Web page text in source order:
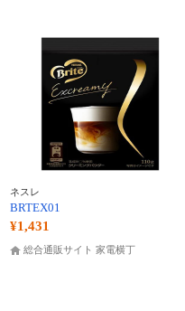
ネスレ
BRTEX01
¥1,431
総合通販サイト 家電横丁